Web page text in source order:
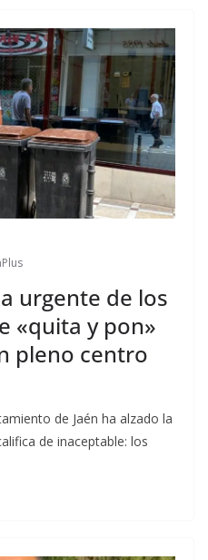
urgente de los
«quita y pon»
pleno centro
de Jaén ha alzado la
de inaceptable: los